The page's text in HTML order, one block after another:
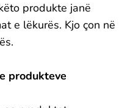
produkte janë
e lëkurës. Kjo çon në
produkteve